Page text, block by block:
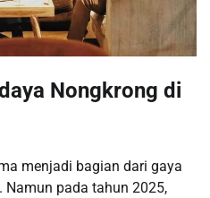
Nongkrong di
menjadi bagian dari gaya
Namun pada tahun 2025,